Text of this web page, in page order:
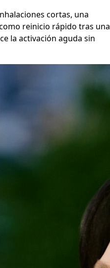
cortas, una
reinicio rápido tras una
la activación aguda sin